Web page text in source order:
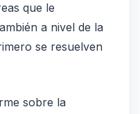
que le
a nivel de la
se resuelven
sobre la